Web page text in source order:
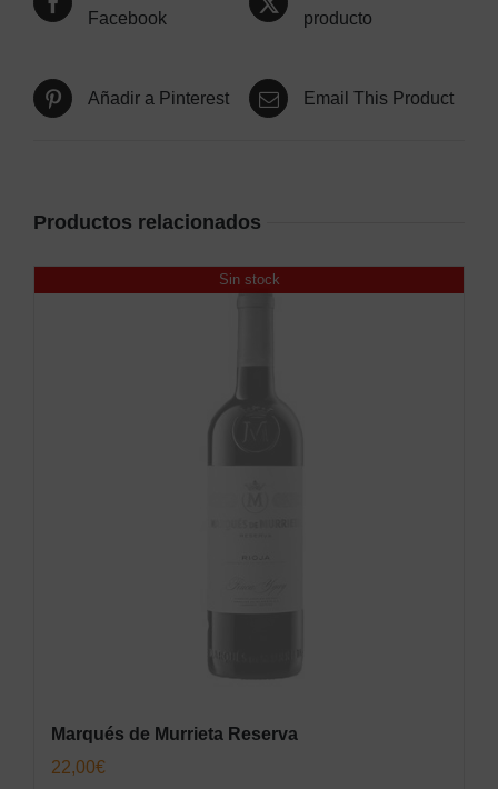
Facebook
producto
Añadir a Pinterest Email This Product
Productos relacionados
Sin stock
Marqués de Murrieta Reserva
22,00€